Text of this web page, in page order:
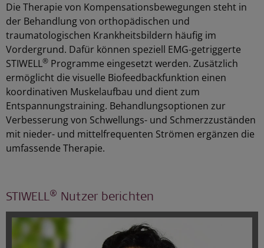
Die Therapie von Kompensationsbewegungen steht in
der Behandlung von orthopädischen und
traumatologischen Krankheitsbildern häufig im
Vordergrund. Dafür können speziell EMG-getriggerte
STIWELL® Programme eingesetzt werden. Zusätzlich
ermöglicht die visuelle Biofeedbackfunktion einen
koordinativen Muskelaufbau und dient zum
Entspannungstraining. Behandlungsoptionen zur
Verbesserung von Schwellungs- und Schmerzzuständen
mit nieder- und mittelfrequenten Strömen ergänzen die
umfassende Therapie.
STIWELL® Nutzer berichten